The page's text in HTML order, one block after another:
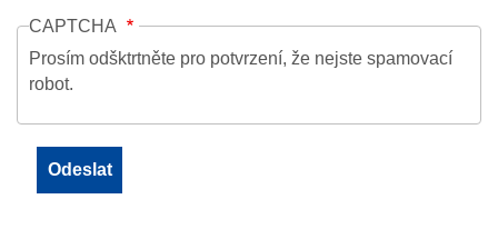
CAPTCHA
Prosím odšktrtněte pro potvrzení, že nejste spamovací
robot.